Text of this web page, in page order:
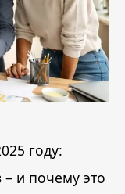
году:
и почему это